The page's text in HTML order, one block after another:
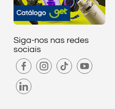
Siga-nos nas redes
sociais